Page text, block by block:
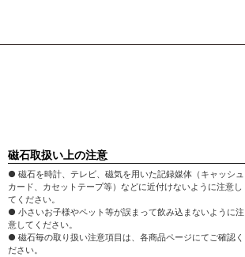
磁石取扱い上の注意
● 磁石を時計、テレビ、磁気を用いた記録媒体（キャッシュ
カード、カセットテープ等）などに近付けないように注意し
てください。
● 小さいお子様やペット等が誤まって飲み込まないように注
意してください。
● 磁石毎の取り扱い注意項目は、各商品ページにてご確認く
ださい。